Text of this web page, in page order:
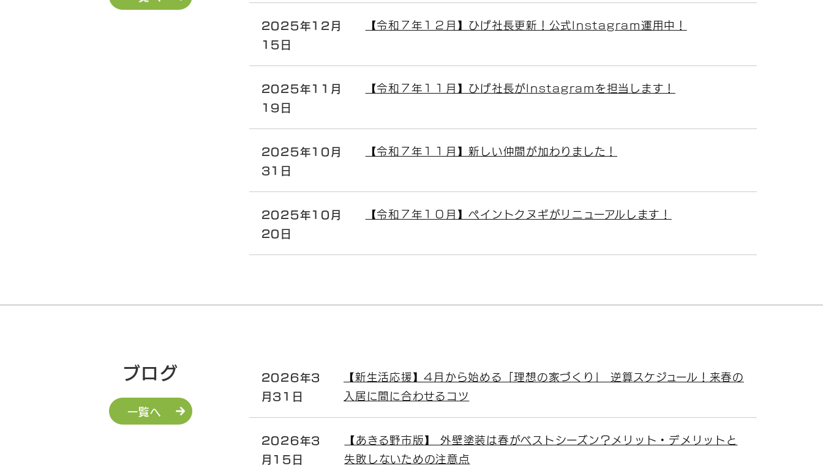
2025年12月
15日
【令和７年１２月】ひげ社長更新！公式Instagram運用中！
2025年11月
19日
【令和７年１１月】ひげ社長がInstagramを担当します！
2025年10月
31日
【令和７年１１月】新しい仲間が加わりました！
2025年10月
20日
【令和７年１０月】ペイントクヌギがリニューアルします！
ブログ
一覧へ
2026年3
月31日
【新生活応援】4月から始める「理想の家づくり」 逆算スケジュール！来春の
入居に間に合わせるコツ
2026年3
月15日
【あきる野市版】 外壁塗装は春がベストシーズン？メリット・デメリットと
失敗しないための注意点